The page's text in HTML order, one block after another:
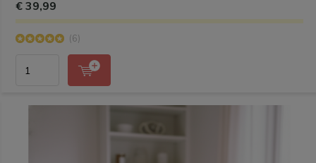
€ 39,99
(6)